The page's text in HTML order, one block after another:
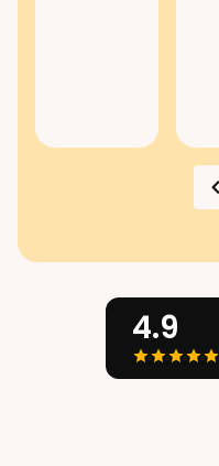
4.9